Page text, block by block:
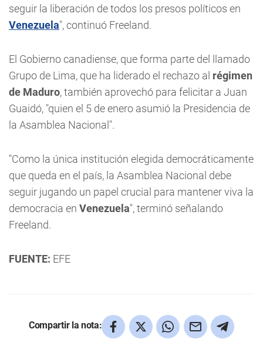
seguir la liberación de todos los presos políticos en
Venezuela", continuó Freeland.
El Gobierno canadiense, que forma parte del llamado
Grupo de Lima, que ha liderado el rechazo al régimen
de Maduro, también aprovechó para felicitar a Juan
Guaidó, "quien el 5 de enero asumió la Presidencia de
la Asamblea Nacional".
"Como la única institución elegida democráticamente
que queda en el país, la Asamblea Nacional debe
seguir jugando un papel crucial para mantener viva la
democracia en Venezuela", terminó señalando
Freeland.
FUENTE: EFE
Compartir la nota: